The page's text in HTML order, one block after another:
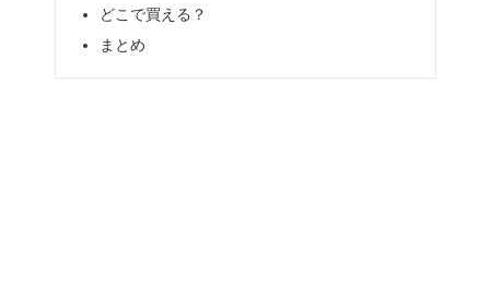
どこで買える？
まとめ